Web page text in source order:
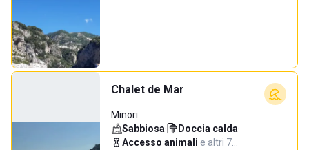
Chalet de Mar
Minori
Sabbiosa· Doccia calda·
Accesso animali·e altri 7…